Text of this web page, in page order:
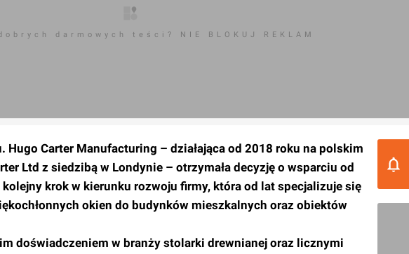
darmowych teści? NIE BLOKUJ REKLAM
Carter Manufacturing – działająca od 2018 roku na polskim
Ltd z siedzibą w Londynie – otrzymała decyzję o wsparciu od
krok w kierunku rozwoju firmy, która od lat specjalizuje się
okien do budynków mieszkalnych oraz obiektów
doświadczeniem w branży stolarki drewnianej oraz licznymi